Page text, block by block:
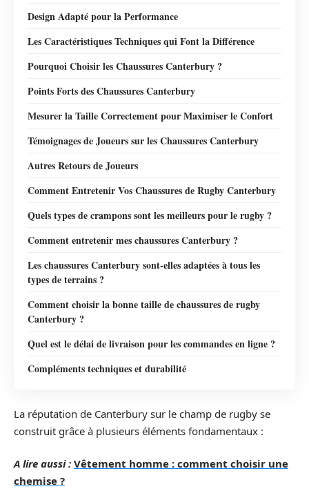
Design Adapté pour la Performance
Les Caractéristiques Techniques qui Font la Différence
Pourquoi Choisir les Chaussures Canterbury ?
Points Forts des Chaussures Canterbury
Mesurer la Taille Correctement pour Maximiser le Confort
Témoignages de Joueurs sur les Chaussures Canterbury
Autres Retours de Joueurs
Comment Entretenir Vos Chaussures de Rugby Canterbury
Quels types de crampons sont les meilleurs pour le rugby ?
Comment entretenir mes chaussures Canterbury ?
Les chaussures Canterbury sont-elles adaptées à tous les
types de terrains ?
Comment choisir la bonne taille de chaussures de rugby
Canterbury ?
Quel est le délai de livraison pour les commandes en ligne ?
Compléments techniques et durabilité
La réputation de Canterbury sur le champ de rugby se
construit grâce à plusieurs éléments fondamentaux :
A lire aussi : Vêtement homme : comment choisir une
chemise ?